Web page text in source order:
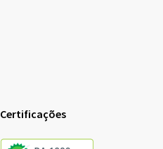
Certificações